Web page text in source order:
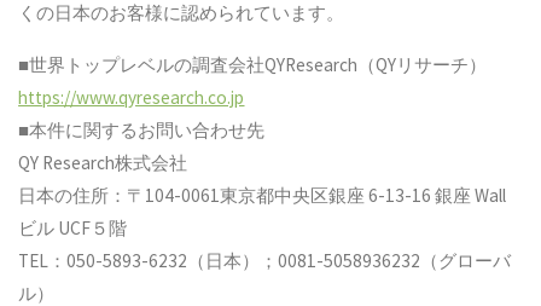
くの日本のお客様に認められています。
■世界トップレベルの調査会社QYResearch（QYリサーチ）
https://www.qyresearch.co.jp
■本件に関するお問い合わせ先
QY Research株式会社
日本の住所：〒104-0061東京都中央区銀座 6-13-16 銀座 Wall
ビル UCF５階
TEL：050-5893-6232（日本）；0081-5058936232（グローバ
ル）